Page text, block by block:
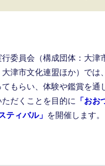
委員会（構成団体：大津
津市文化連盟ほか）では
もらい、体験や鑑賞を通
だくことを目的に
「おお
ティバル」 を開催します。